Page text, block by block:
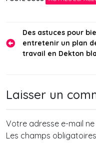
Navigation
de
Des astuces pour
entretenir un plan
travail en Dekton
Laisser un
Votre adresse e-mail
Les champs